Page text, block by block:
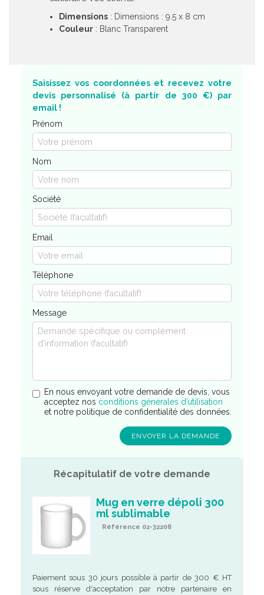
Dimensions : Dimensions : 9.5 x 8 cm
Couleur : Blanc Transparent
Saisissez vos coordonnées et recevez votre
devis personnalisé (à partir de 300 €) par
email !
Prénom
Nom
Société
Email
Téléphone
Message
En nous envoyant votre demande de devis, vous
acceptez nos conditions générales d’utilisation
et notre politique de confidentialité des données.
Récapitulatif de votre demande
Mug en verre dépoli 300
ml sublimable
Référence 02-32208
Paiement sous 30 jours possible à partir de 300 € HT
sous réserve d'acceptation par notre partenaire en